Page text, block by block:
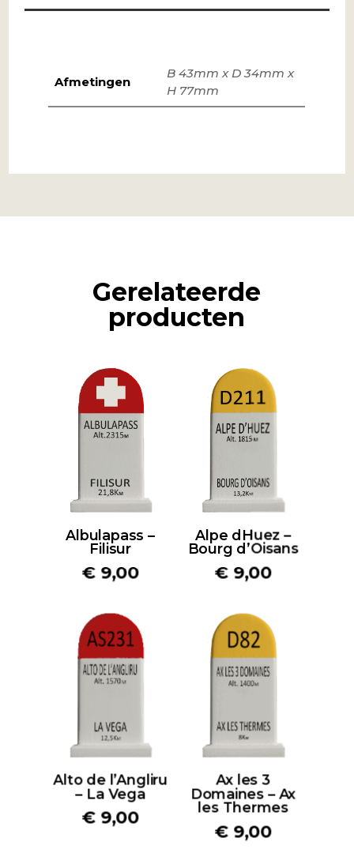
Afmetingen
B 43mm x D 34mm x
H 77mm
Gerelateerde
producten
Albulapass –
Filisur
€ 9,00
Alpe dHuez –
Bourg d’Oisans
€ 9,00
Alto de l’Angliru
– La Vega
€ 9,00
Ax les 3
Domaines – Ax
les Thermes
€ 9,00